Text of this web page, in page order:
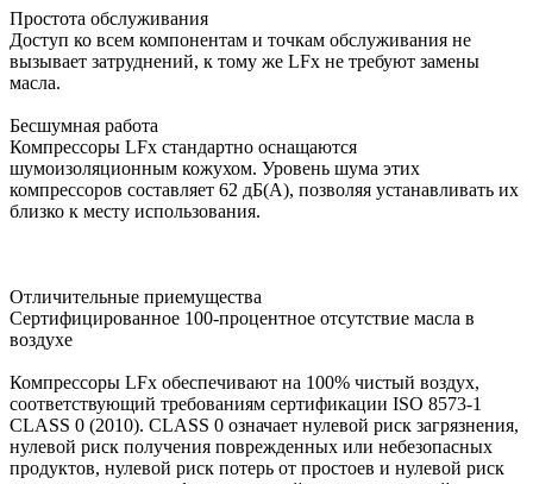
Простота обслуживания
Доступ ко всем компонентам и точкам обслуживания не
вызывает затруднений, к тому же LFx не требуют замены
масла.
Бесшумная работа
Компрессоры LFx стандартно оснащаются
шумоизоляционным кожухом. Уровень шума этих
компрессоров составляет 62 дБ(A), позволяя устанавливать их
близко к месту использования.
Отличительные приемущества
Сертифицированное 100-процентное отсутствие масла в
воздухе
Компрессоры LFx обеспечивают на 100% чистый воздух,
соответствующий требованиям сертификации ISO 8573-1
CLASS 0 (2010). CLASS 0 означает нулевой риск загрязнения,
нулевой риск получения поврежденных или небезопасных
продуктов, нулевой риск потерь от простоев и нулевой риск